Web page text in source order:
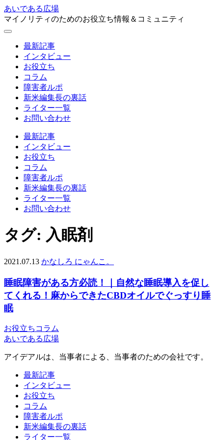
あいである広場
マイノリティのためのお役立ち情報＆コミュニティ
最新記事
インタビュー
お役立ち
コラム
障害者ルポ
新米編集長の裏話
ライター一覧
お問い合わせ
最新記事
インタビュー
お役立ち
コラム
障害者ルポ
新米編集長の裏話
ライター一覧
お問い合わせ
タグ: 入眠剤
2021.07.13 かなしろ にゃんこ。
睡眠障害がある方必読！｜自然な睡眠導入を促し
てくれる！麻からできたCBDオイルでぐっすり睡
眠
お役立ち コラム
あいである広場
アイデアルは、当事者による、当事者のための会社です。
最新記事
インタビュー
お役立ち
コラム
障害者ルポ
新米編集長の裏話
ライター一覧